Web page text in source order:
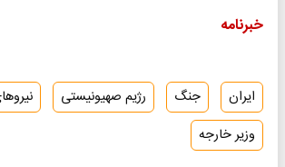
خبرنامه
ایران جنگ رژیم صهیونیستی
وزیر خارجه